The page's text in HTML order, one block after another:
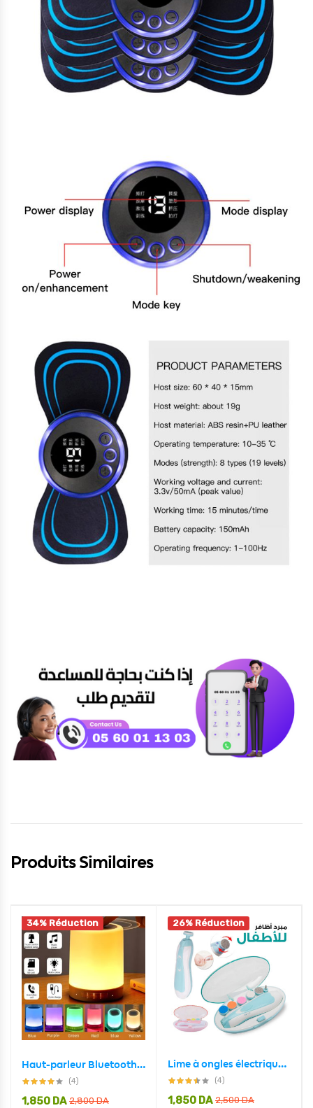
Produits Similaires
34% Réduction
Haut-parleur Bluetooth + veilleuse tactile LED colorée /AUX / TF CART/USB
(4)
2,800DA
1,850 DA
26% Réduction
Lime à ongles électrique pour bébé
(4)
2,500DA
1,850 DA